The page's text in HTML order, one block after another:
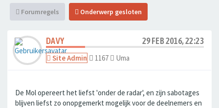
Forumregels Onderwerp gesloten
DAVY 29 FEB 2016, 22:23
Site Admin 1167 Uma
De Mol opereert het liefst 'onder de radar', en zijn sabotages
blijven liefst zo onopgemerkt mogelijk voor de deelnemers en